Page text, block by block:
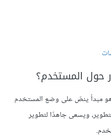
حول المستخدم؟
مبدأ ينصّ على وضع المستخدم
ويسعى جاهدًا لتطوير